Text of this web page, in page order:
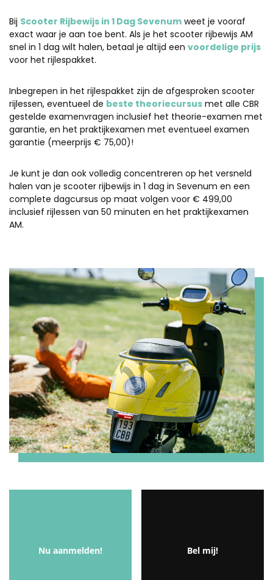
Bij Scooter Rijbewijs in 1 Dag Sevenum weet je vooraf
exact waar je aan toe bent. Als je het scooter rijbewijs AM
snel in 1 dag wilt halen, betaal je altijd een voordelige prijs
voor het rijlespakket.
Inbegrepen in het rijlespakket zijn de afgesproken scooter
rijlessen, eventueel de beste theoriecursus met alle CBR
gestelde examenvragen inclusief het theorie-examen met
garantie, en het praktijkexamen met eventueel examen
garantie (meerprijs € 75,00)!
Je kunt je dan ook volledig concentreren op het versneld
halen van je scooter rijbewijs in 1 dag in Sevenum en een
complete dagcursus op maat volgen voor € 499,00
inclusief rijlessen van 50 minuten en het praktijkexamen
AM.
Nu aanmelden! Bel mij!